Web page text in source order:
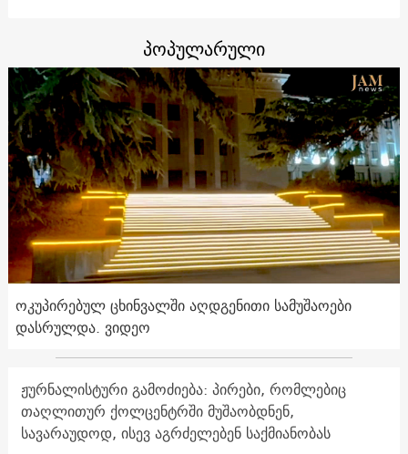
პოპულარული
ოკუპირებულ ცხინვალში აღდგენითი სამუშაოები
დასრულდა. ვიდეო
ჟურნალისტური გამოძიება: პირები, რომლებიც
თაღლითურ ქოლცენტრში მუშაობდნენ,
სავარაუდოდ, ისევ აგრძელებენ საქმიანობას